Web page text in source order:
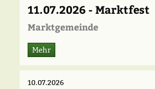
11.07.2026 - Marktfest
Marktgemeinde
Mehr
10.07.2026